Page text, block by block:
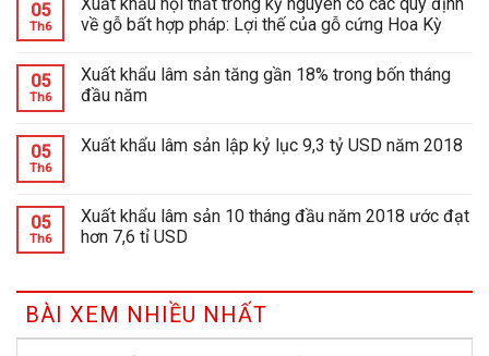
05
Th6
về gỗ bất hợp pháp: Lợi thế của gỗ cứng Hoa Kỳ
05
Th6
Xuất khẩu lâm sản tăng gần 18% trong bốn tháng
đầu năm
05
Th6
Xuất khẩu lâm sản lập kỷ lục 9,3 tỷ USD năm 2018
05
Th6
Xuất khẩu lâm sản 10 tháng đầu năm 2018 ước đạt
hơn 7,6 tỉ USD
BÀI XEM NHIỀU NHẤT